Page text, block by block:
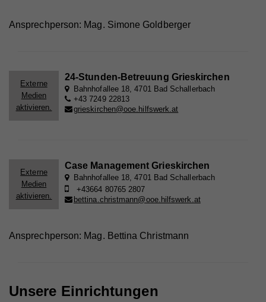
Ansprechperson: Mag. Simone Goldberger
Externe
Medien
aktivieren.
24-Stunden-Betreuung Grieskirchen
Bahnhofallee 18, 4701 Bad Schallerbach
+43 7249 22813
grieskirchen@ooe.hilfswerk.at
Externe
Medien
aktivieren.
Case Management Grieskirchen
Bahnhofallee 18, 4701 Bad Schallerbach
+43664 80765 2807
bettina.christmann@ooe.hilfswerk.at
Ansprechperson: Mag. Bettina Christmann
Unsere Einrichtungen